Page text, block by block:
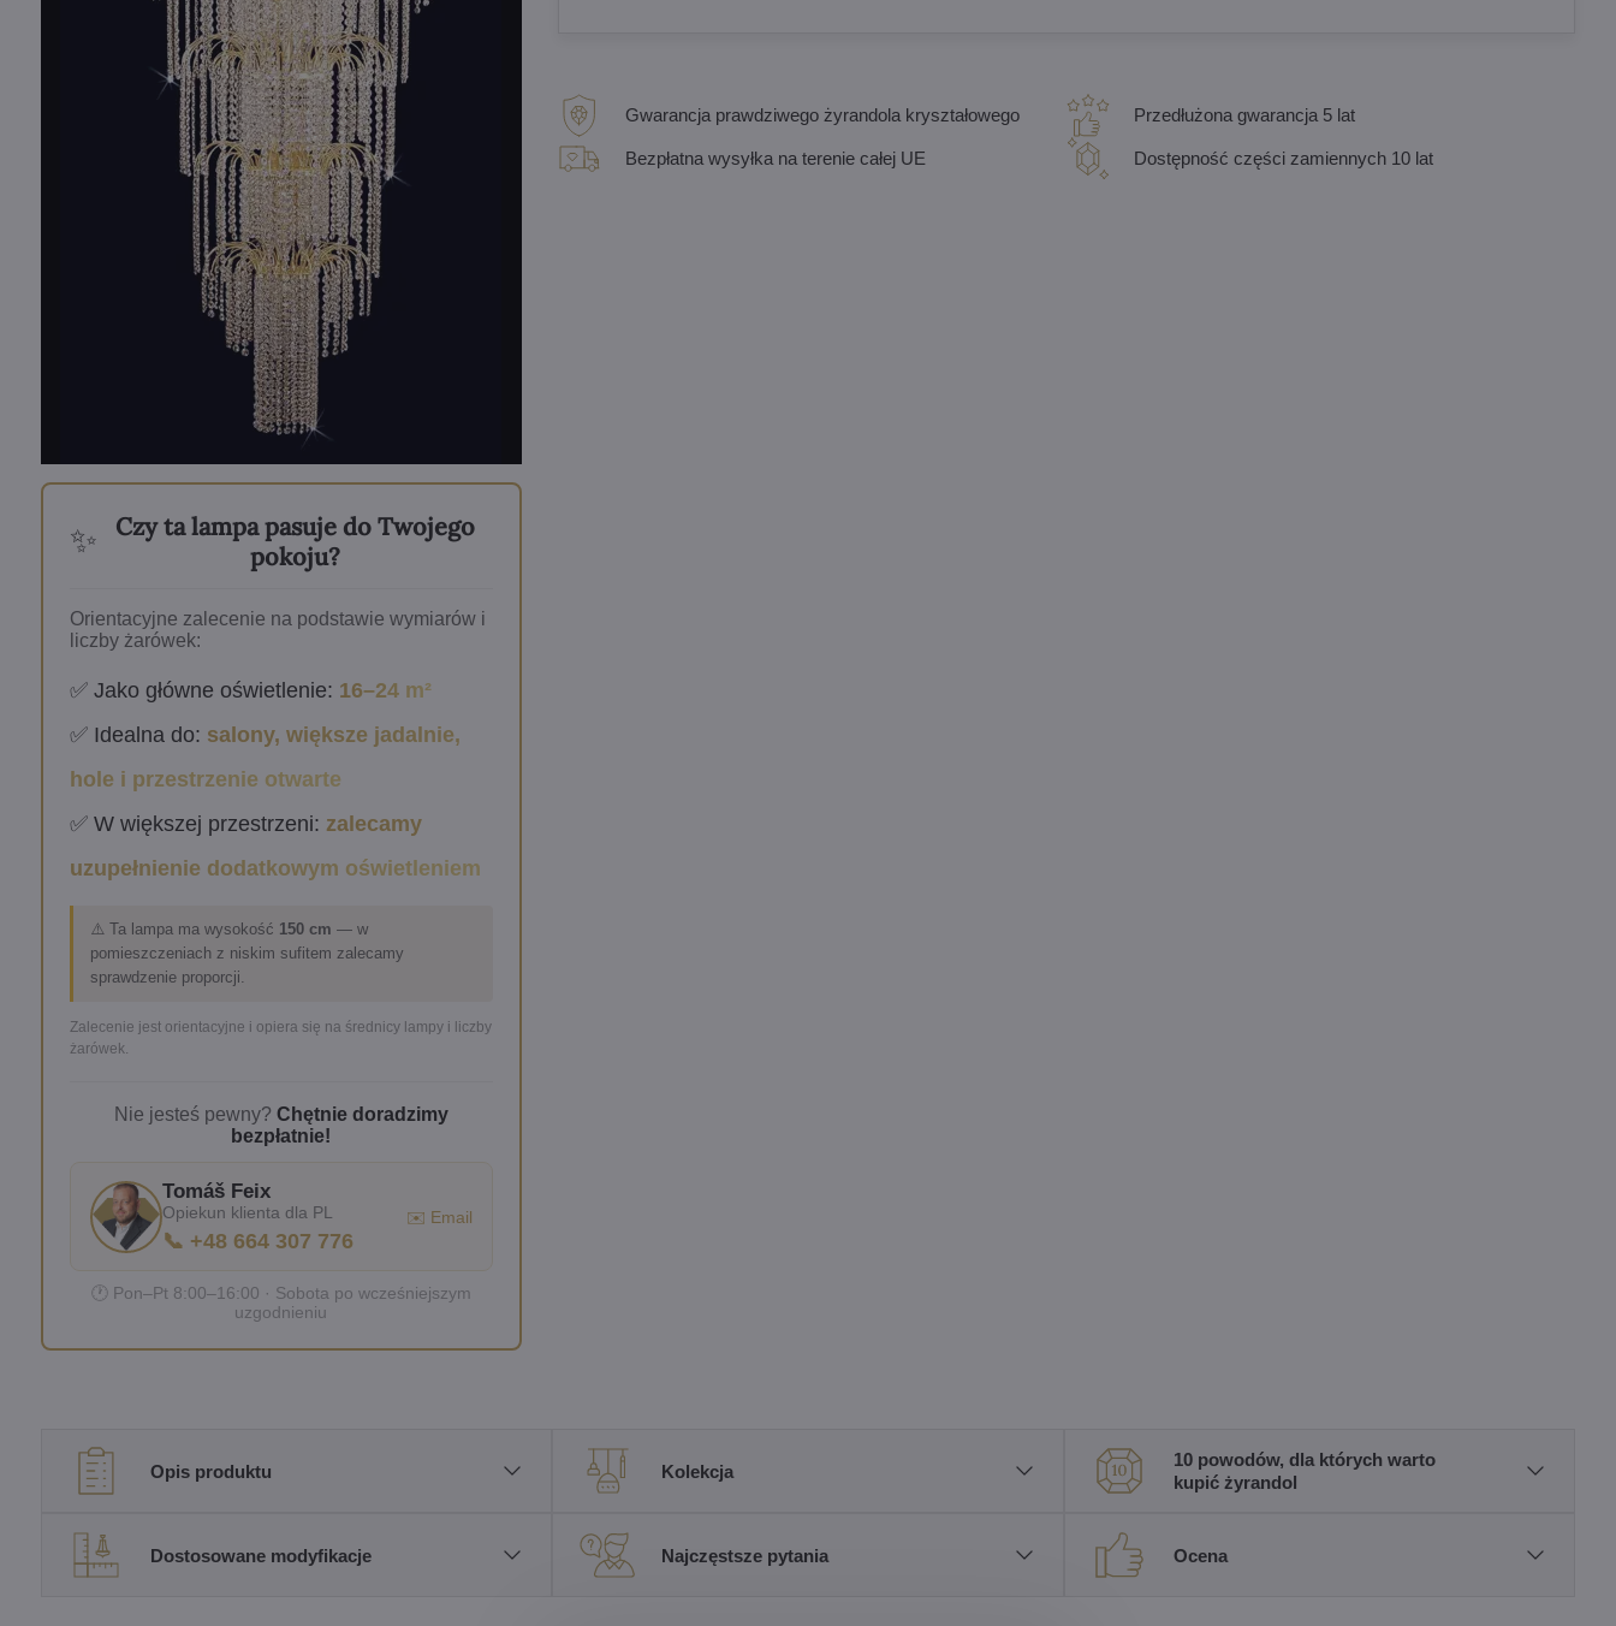
✨
Czy ta lampa pasuje do Twojego
pokoju?
Orientacyjne zalecenie na podstawie wymiarów i
liczby żarówek:
✅ Jako główne oświetlenie: 16–24 m²
✅ Idealna do: salony, większe jadalnie,
hole i przestrzenie otwarte
✅ W większej przestrzeni: zalecamy
uzupełnienie dodatkowym oświetleniem
⚠️ Ta lampa ma wysokość 150 cm — w
pomieszczeniach z niskim sufitem zalecamy
sprawdzenie proporcji.
Zalecenie jest orientacyjne i opiera się na średnicy lampy i liczby
żarówek.
Nie jesteś pewny? Chętnie doradzimy
bezpłatnie!
Tomáš Feix
Opiekun klienta dla PL
📞 +48 664 307 776
✉️ Email
🕐 Pon–Pt 8:00–16:00 · Sobota po wcześniejszym
uzgodnieniu
Gwarancja prawdziwego żyrandola kryształowego
Bezpłatna wysyłka na terenie całej UE
Przedłużona gwarancja 5 lat
Dostępność części zamiennych 10 lat
Opis produktu Kolekcja
10 powodów, dla których warto
kupić żyrandol
Dostosowane modyfikacje Najczęstsze pytania Ocena